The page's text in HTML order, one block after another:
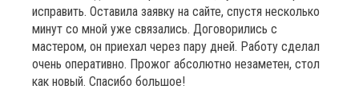
исправить. Оставила заявку на сайте, спустя несколько
минут со мной уже связались. Договорились с
мастером, он приехал через пару дней. Работу сделал
очень оперативно. Прожог абсолютно незаметен, стол
как новый. Спасибо большое!